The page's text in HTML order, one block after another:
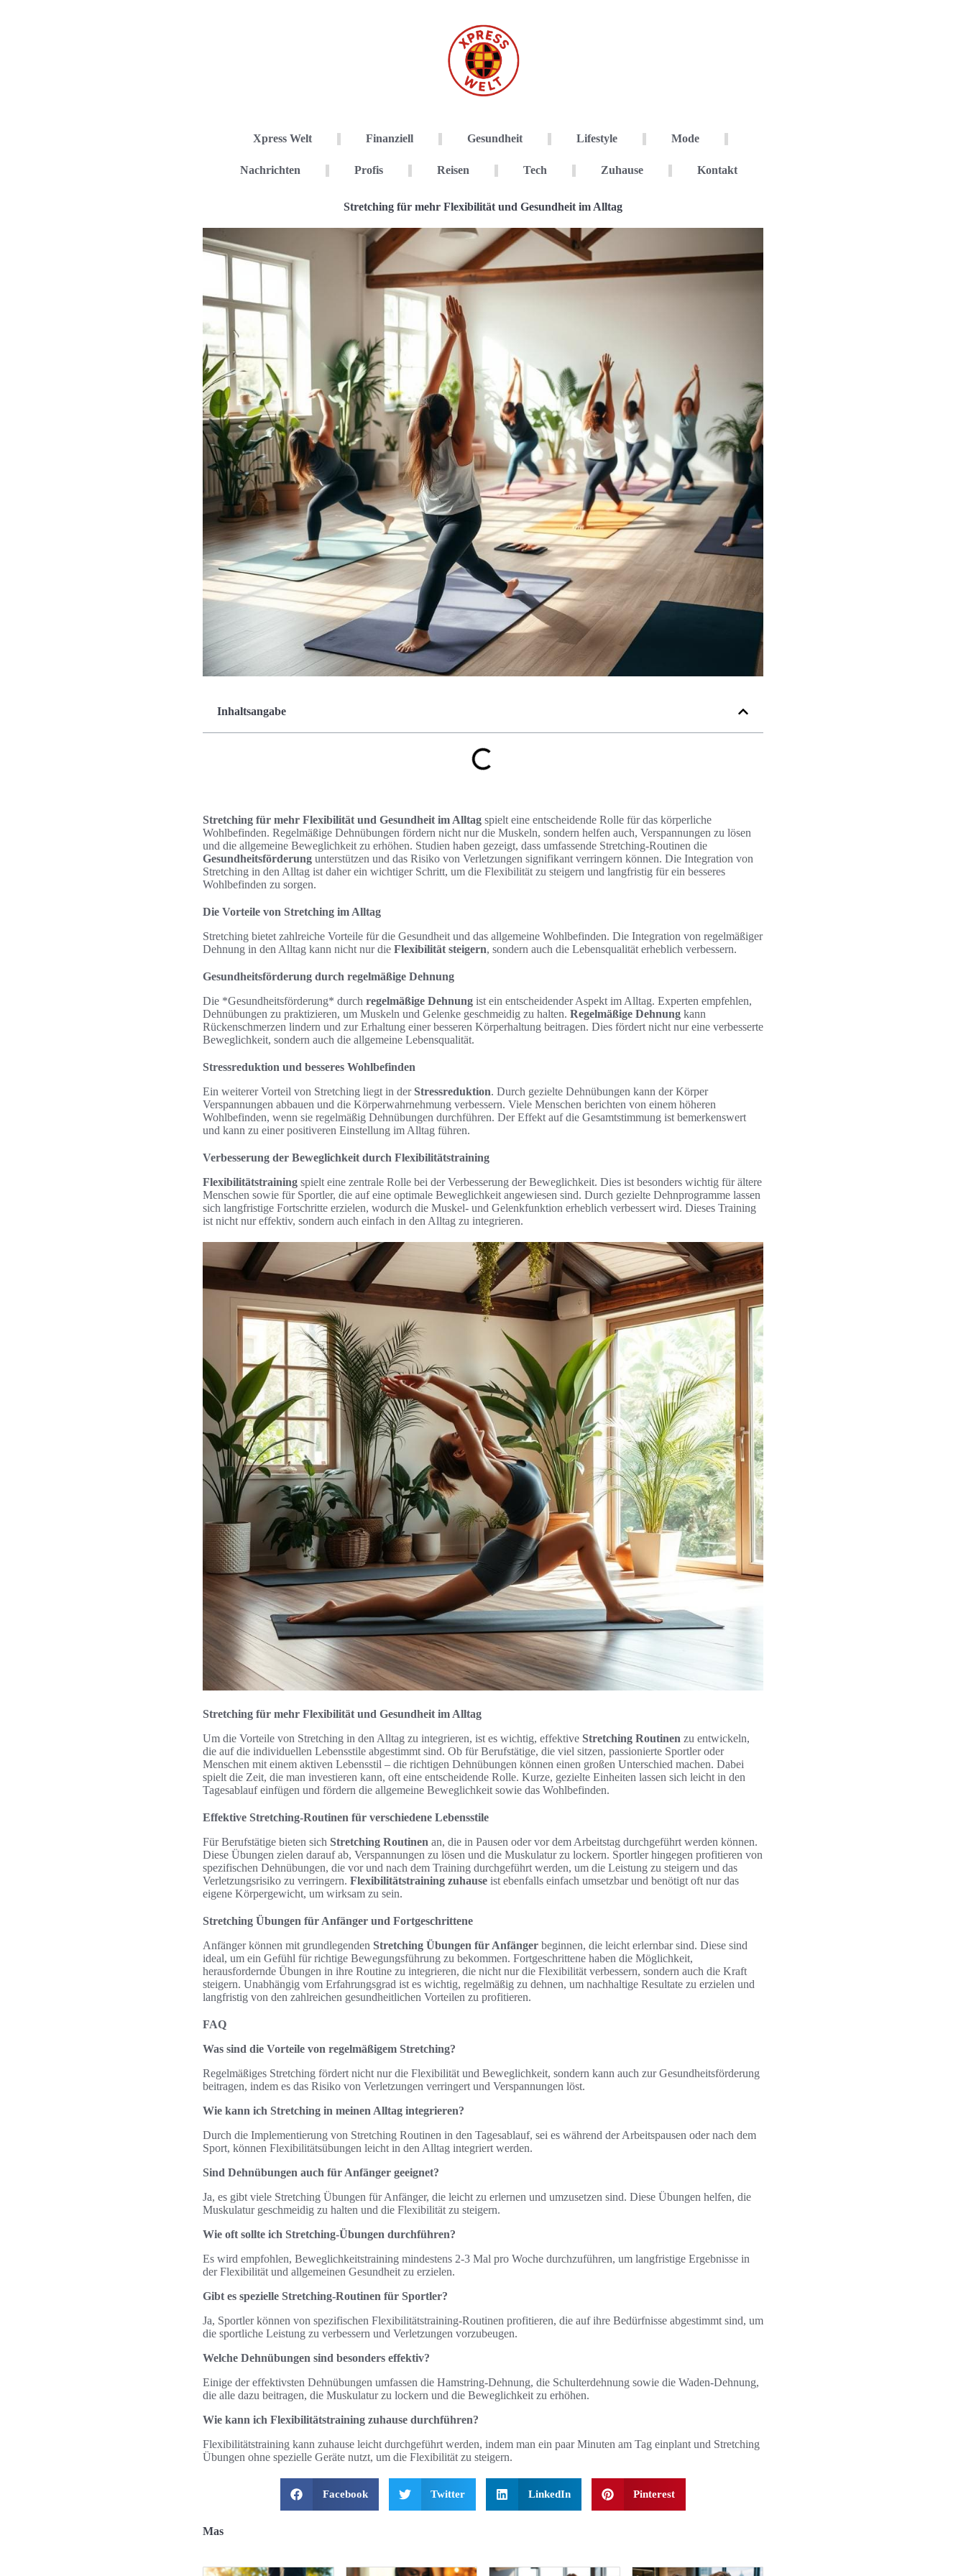
Xpress Welt Finanziell Gesundheit Lifestyle Mode
Nachrichten Profis Reisen Tech Zuhause Kontakt
Stretching für mehr Flexibilität und Gesundheit im Alltag
Inhaltsangabe
Stretching für mehr Flexibilität und Gesundheit im Alltag spielt eine entscheidende Rolle für das körperliche
Wohlbefinden. Regelmäßige Dehnübungen fördern nicht nur die Muskeln, sondern helfen auch, Verspannungen zu lösen
und die allgemeine Beweglichkeit zu erhöhen. Studien haben gezeigt, dass umfassende Stretching-Routinen die
Gesundheitsförderung unterstützen und das Risiko von Verletzungen signifikant verringern können. Die Integration von
Stretching in den Alltag ist daher ein wichtiger Schritt, um die Flexibilität zu steigern und langfristig für ein besseres
Wohlbefinden zu sorgen.
Die Vorteile von Stretching im Alltag
Stretching bietet zahlreiche Vorteile für die Gesundheit und das allgemeine Wohlbefinden. Die Integration von regelmäßiger
Dehnung in den Alltag kann nicht nur die Flexibilität steigern, sondern auch die Lebensqualität erheblich verbessern.
Gesundheitsförderung durch regelmäßige Dehnung
Die *Gesundheitsförderung* durch regelmäßige Dehnung ist ein entscheidender Aspekt im Alltag. Experten empfehlen,
Dehnübungen zu praktizieren, um Muskeln und Gelenke geschmeidig zu halten. Regelmäßige Dehnung kann
Rückenschmerzen lindern und zur Erhaltung einer besseren Körperhaltung beitragen. Dies fördert nicht nur eine verbesserte
Beweglichkeit, sondern auch die allgemeine Lebensqualität.
Stressreduktion und besseres Wohlbefinden
Ein weiterer Vorteil von Stretching liegt in derStressreduktion. Durch gezielte Dehnübungen kann der Körper
Verspannungen abbauen und die Körperwahrnehmung verbessern. Viele Menschen berichten von einem höheren
Wohlbefinden, wenn sie regelmäßig Dehnübungen durchführen. Der Effekt auf die Gesamtstimmung ist bemerkenswert
und kann zu einer positiveren Einstellung im Alltag führen.
Verbesserung der Beweglichkeit durch Flexibilitätstraining
Flexibilitätstraining spielt eine zentrale Rolle bei der Verbesserung der Beweglichkeit. Dies ist besonders wichtig für ältere
Menschen sowie für Sportler, die auf eine optimale Beweglichkeit angewiesen sind. Durch gezielte Dehnprogramme lassen
sich langfristige Fortschritte erzielen, wodurch die Muskel- und Gelenkfunktion erheblich verbessert wird. Dieses Training
ist nicht nur effektiv, sondern auch einfach in den Alltag zu integrieren.
Stretching für mehr Flexibilität und Gesundheit im Alltag
Um die Vorteile von Stretching in den Alltag zu integrieren, ist es wichtig, effektive Stretching Routinen zu entwickeln,
die auf die individuellen Lebensstile abgestimmt sind. Ob für Berufstätige, die viel sitzen, passionierte Sportler oder
Menschen mit einem aktiven Lebensstil – die richtigen Dehnübungen können einen großen Unterschied machen. Dabei
spielt die Zeit, die man investieren kann, oft eine entscheidende Rolle. Kurze, gezielte Einheiten lassen sich leicht in den
Tagesablauf einfügen und fördern die allgemeine Beweglichkeit sowie das Wohlbefinden.
Effektive Stretching-Routinen für verschiedene Lebensstile
Für Berufstätige bieten sich Stretching Routinen an, die in Pausen oder vor dem Arbeitstag durchgeführt werden können.
Diese Übungen zielen darauf ab, Verspannungen zu lösen und die Muskulatur zu lockern. Sportler hingegen profitieren von
spezifischen Dehnübungen, die vor und nach dem Training durchgeführt werden, um die Leistung zu steigern und das
Verletzungsrisiko zu verringern. Flexibilitätstraining zuhause ist ebenfalls einfach umsetzbar und benötigt oft nur das
eigene Körpergewicht, um wirksam zu sein.
Stretching Übungen für Anfänger und Fortgeschrittene
Anfänger können mit grundlegenden Stretching Übungen für Anfänger beginnen, die leicht erlernbar sind. Diese sind
ideal, um ein Gefühl für richtige Bewegungsführung zu bekommen. Fortgeschrittene haben die Möglichkeit,
herausfordernde Übungen in ihre Routine zu integrieren, die nicht nur die Flexibilität verbessern, sondern auch die Kraft
steigern. Unabhängig vom Erfahrungsgrad ist es wichtig, regelmäßig zu dehnen, um nachhaltige Resultate zu erzielen und
langfristig von den zahlreichen gesundheitlichen Vorteilen zu profitieren.
FAQ
Was sind die Vorteile von regelmäßigem Stretching?
Regelmäßiges Stretching fördert nicht nur die Flexibilität und Beweglichkeit, sondern kann auch zur Gesundheitsförderung
beitragen, indem es das Risiko von Verletzungen verringert und Verspannungen löst.
Wie kann ich Stretching in meinen Alltag integrieren?
Durch die Implementierung von Stretching Routinen in den Tagesablauf, sei es während der Arbeitspausen oder nach dem
Sport, können Flexibilitätsübungen leicht in den Alltag integriert werden.
Sind Dehnübungen auch für Anfänger geeignet?
Ja, es gibt viele Stretching Übungen für Anfänger, die leicht zu erlernen und umzusetzen sind. Diese Übungen helfen, die
Muskulatur geschmeidig zu halten und die Flexibilität zu steigern.
Wie oft sollte ich Stretching-Übungen durchführen?
Es wird empfohlen, Beweglichkeitstraining mindestens 2-3 Mal pro Woche durchzuführen, um langfristige Ergebnisse in
der Flexibilität und allgemeinen Gesundheit zu erzielen.
Gibt es spezielle Stretching-Routinen für Sportler?
Ja, Sportler können von spezifischen Flexibilitätstraining-Routinen profitieren, die auf ihre Bedürfnisse abgestimmt sind, um
die sportliche Leistung zu verbessern und Verletzungen vorzubeugen.
Welche Dehnübungen sind besonders effektiv?
Einige der effektivsten Dehnübungen umfassen die Hamstring-Dehnung, die Schulterdehnung sowie die Waden-Dehnung,
die alle dazu beitragen, die Muskulatur zu lockern und die Beweglichkeit zu erhöhen.
Wie kann ich Flexibilitätstraining zuhause durchführen?
Flexibilitätstraining kann zuhause leicht durchgeführt werden, indem man ein paar Minuten am Tag einplant und Stretching
Übungen ohne spezielle Geräte nutzt, um die Flexibilität zu steigern.
Facebook Twitter LinkedIn Pinterest
Mas